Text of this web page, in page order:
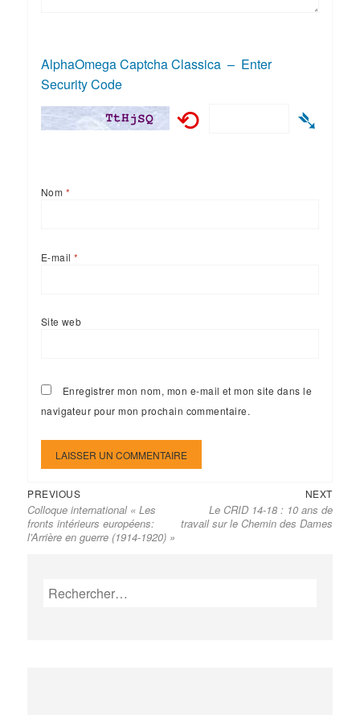
AlphaOmega Captcha Classica – Enter
Security Code
⟲ ➴
Nom *
E-mail *
Site web
Enregistrer mon nom, mon e-mail et mon site dans le
navigateur pour mon prochain commentaire.
Navigation
de
l’article
PREVIOUSPrevious
post:
Colloque international « Les
fronts intérieurs européens:
l’Arrière en guerre (1914-1920) »
NEXTNext
post:
Le CRID 14-18 : 10 ans de
travail sur le Chemin des Dames
Rechercher :